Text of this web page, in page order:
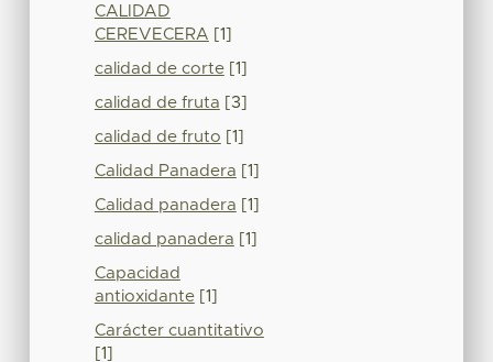
CALIDAD
CEREVECERA [1]
calidad de corte[1]
calidad de fruta [3]
calidad de fruto [1]
Calidad Panadera [1]
Calidad panadera [1]
calidad panadera [1]
Capacidad
antioxidante[1]
Carácter cuantitativo
[1]